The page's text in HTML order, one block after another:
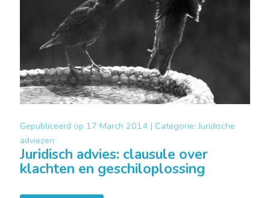
Gepubliceerd op 17 March 2014 | Categorie:Juridische
adviezen
Juridisch advies: clausule over
klachten en geschiloplossing